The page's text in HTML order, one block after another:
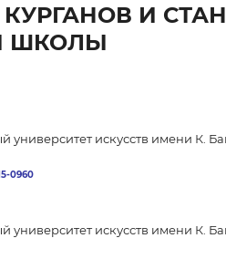
И
ШКОЛЫ
университет искусств имени К.
0960
университет искусств имени К.